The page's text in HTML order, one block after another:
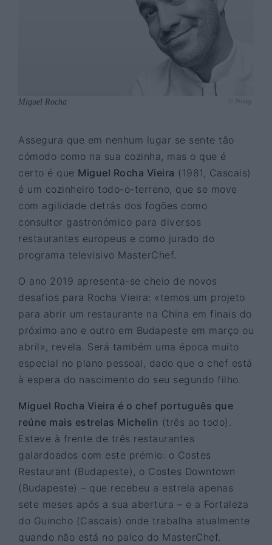
Miguel Rocha © ffmag
Assegura que em nenhum lugar se sente tão
cómodo como na sua cozinha, mas o que é
certo é que Miguel Rocha Vieira (1981, Cascais)
é um cozinheiro todo-o-terreno, que se move
com agilidade detrás dos fogões como
consultor gastronómico para diversos
restaurantes europeus e como jurado do
programa televisivo MasterChef.
O ano 2019 apresenta-se cheio de novos
desafios para Rocha Vieira: «temos um projeto
para abrir um restaurante na China em finais do
próximo ano e outro em Budapeste em março ou
abril», revela. Será também uma época muito
especial no plano pessoal, dado que o chef está
à espera do nascimento do seu segundo filho.
Miguel Rocha Vieira é o chef português que
reúne mais estrelas Michelin (três ao todo).
Esteve à frente de três restaurantes
galardoados com este prémio: o Costes
Restaurant (Budapeste), o Costes Downtown
(Budapeste) – que recebeu a estrela apenas
sete meses após a sua abertura – e a Fortaleza
do Guincho (Cascais) onde trabalha atualmente
quando não está no palco do MasterChef.